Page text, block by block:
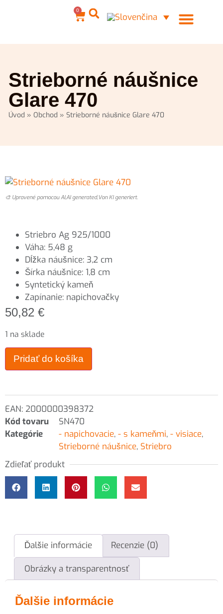
0
Strieborné náušnice
Glare 470
Úvod » Obchod » Strieborné náušnice Glare 470
🎨 Upravené pomocou AI,AI generated,Von KI generiert.
Striebro Ag 925/1000
Váha: 5,48 g
Dĺžka náušnice: 3,2 cm
Šírka náušnice: 1,8 cm
Syntetický kameň
Zapínanie: napichovačky
50,82 €
1 na sklade
Pridať do košíka
EAN: 2000000398372
Kód tovaru
SN470
Kategórie
- napichovacie, - s kameňmi, - visiace,
Strieborné náušnice, Striebro
Zdieľať produkt
Ďalšie informácie Recenzie (0)
Obrázky a transparentnosť
Ďalšie informácie